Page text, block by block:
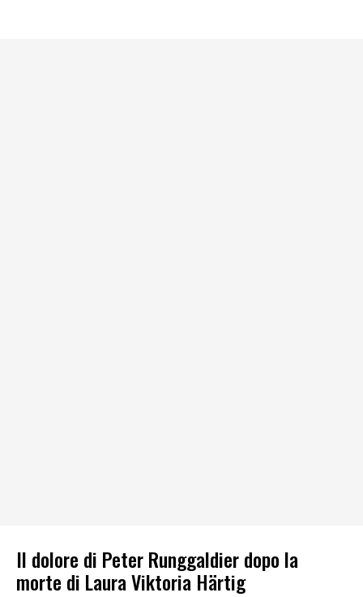
Il dolore di Peter Runggaldier dopo la
morte di Laura Viktoria Härtig